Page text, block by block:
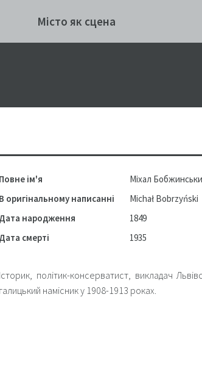
Місто як сцена
Повне ім'я
Міхал
В оригінальному написанні
Michał Bobrzyński
Дата народження
1849
Дата смерті
1935
Історик, політик-консерватист, викладач
галицький намісник у 1908-1913 роках.